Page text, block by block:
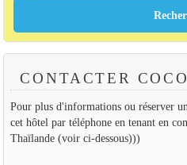
CONTACTER
Pour plus d'informations ou réserver
cet hôtel par téléphone en tenant en
Thaïlande (voir ci-dessous)))